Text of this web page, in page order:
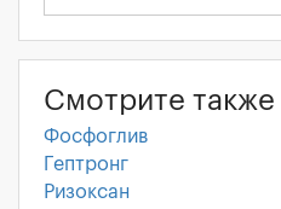
Смотрите также
Фосфоглив
Гептронг
Ризоксан